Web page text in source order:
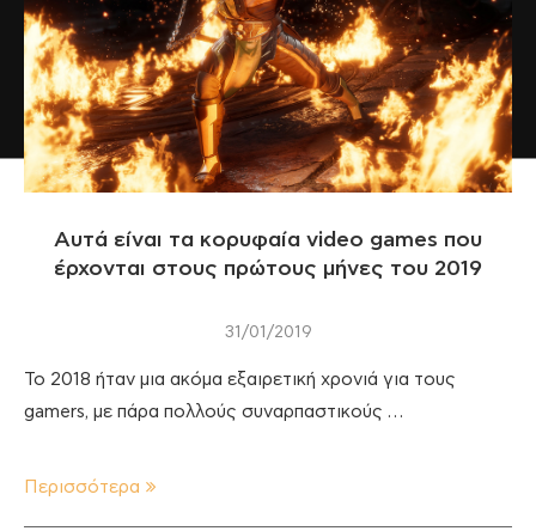
Αυτά είναι τα κορυφαία video games που
έρχονται στους πρώτους μήνες του 2019
31/01/2019
Το 2018 ήταν μια ακόμα εξαιρετική χρονιά για τους
gamers, με πάρα πολλούς συναρπαστικούς …
Περισσότερα